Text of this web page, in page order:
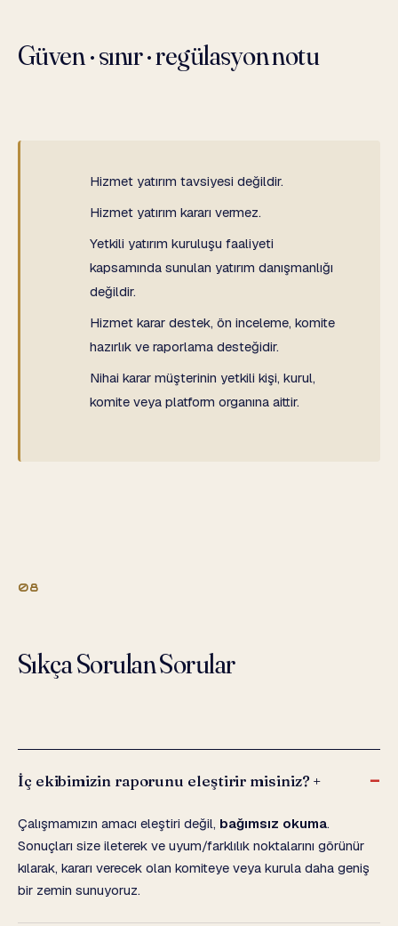
Güven · sınır · regülasyon notu
Hizmet yatırım tavsiyesi değildir.
Hizmet yatırım kararı vermez.
Yetkili yatırım kuruluşu faaliyeti
kapsamında sunulan yatırım danışmanlığı
değildir.
Hizmet karar destek, ön inceleme, komite
hazırlık ve raporlama desteğidir.
Nihai karar müşterinin yetkili kişi, kurul,
komite veya platform organına aittir.
08
Sıkça Sorulan Sorular
İç ekibimizin raporunu eleştirir misiniz? +
Çalışmamızın amacı eleştiri değil, bağımsız okuma.
Sonuçları size ileterek ve uyum/farklılık noktalarını görünür
kılarak, kararı verecek olan komiteye veya kurula daha geniş
bir zemin sunuyoruz.